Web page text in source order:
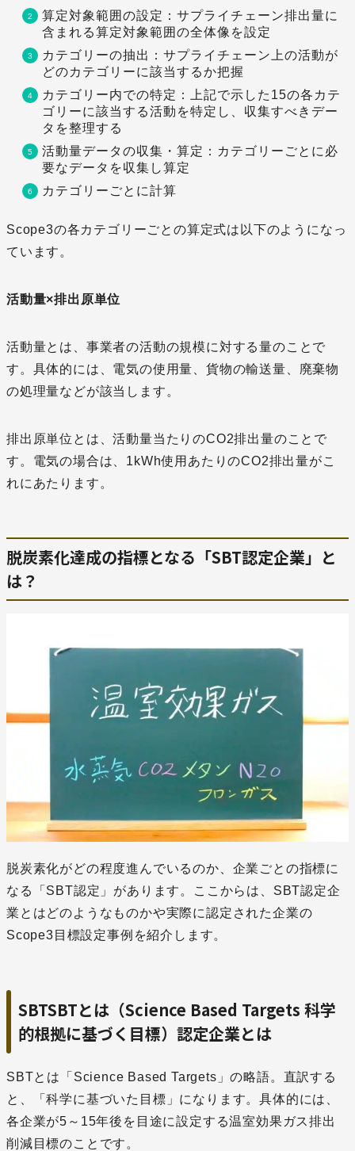
算定対象範囲の設定：サプライチェーン排出量に
含まれる算定対象範囲の全体像を設定
カテゴリーの抽出：サプライチェーン上の活動が
どのカテゴリーに該当するか把握
カテゴリー内での特定：上記で示した15の各カテ
ゴリーに該当する活動を特定し、収集すべきデー
タを整理する
活動量データの収集・算定：カテゴリーごとに必
要なデータを収集し算定
カテゴリーごとに計算
Scope3の各カテゴリーごとの算定式は以下のようになっ
ています。
活動量×排出原単位
活動量とは、事業者の活動の規模に対する量のことで
す。具体的には、電気の使用量、貨物の輸送量、廃棄物
の処理量などが該当します。
排出原単位とは、活動量当たりのCO2排出量のことで
す。電気の場合は、1kWh使用あたりのCO2排出量がこ
れにあたります。
脱炭素化達成の指標となる「SBT認定企業」と
は？
脱炭素化がどの程度進んでいるのか、企業ごとの指標に
なる「SBT認定」があります。ここからは、SBT認定企
業とはどのようなものかや実際に認定された企業の
Scope3目標設定事例を紹介します。
SBTSBTとは（Science Based Targets 科学
的根拠に基づく目標）認定企業とは
SBTとは「Science Based Targets」の略語。直訳する
と、「科学に基づいた目標」になります。具体的には、
各企業が5～15年後を目途に設定する温室効果ガス排出
削減目標のことです。